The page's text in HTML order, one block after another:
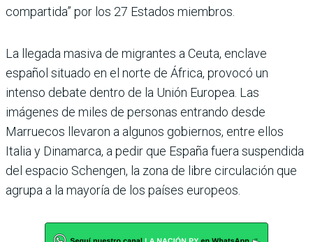
compartida” por los 27 Estados miembros.
La llegada masiva de migrantes a Ceuta, enclave
español situado en el norte de África, provocó un
intenso debate dentro de la Unión Europea. Las
imágenes de miles de personas entrando desde
Marruecos llevaron a algunos gobiernos, entre ellos
Italia y Dinamarca, a pedir que España fuera suspendida
del espacio Schengen, la zona de libre circulación que
agrupa a la mayoría de los países europeos.